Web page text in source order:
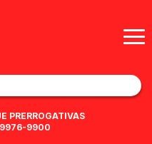
PRERROGATIVAS
9900